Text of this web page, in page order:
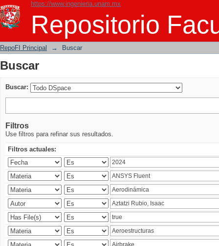
https://www.ingenieria.unam.mx
Repositorio
Buscar
RepoFI Principal → Buscar
Buscar
Buscar:
Filtros
Use filtros para refinar sus resultados.
Filtros actuales: